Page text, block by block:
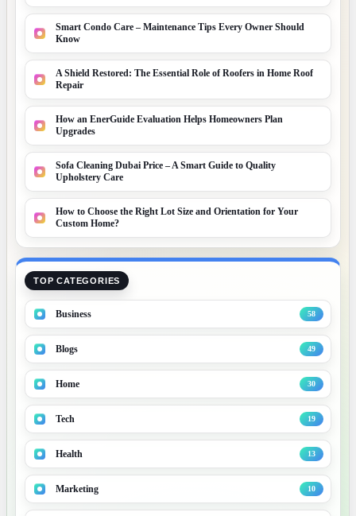
Smart Condo Care – Maintenance Tips Every Owner Should
Know
A Shield Restored: The Essential Role of Roofers in Home Roof
Repair
How an EnerGuide Evaluation Helps Homeowners Plan
Upgrades
Sofa Cleaning Dubai Price – A Smart Guide to Quality
Upholstery Care
How to Choose the Right Lot Size and Orientation for Your
Custom Home?
TOP CATEGORIES
Business 58
Blogs 49
Home 30
Tech 19
Health 13
Marketing 10